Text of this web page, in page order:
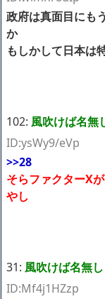
政府は真面目にも
か
もしかして日本は
102: 風吹けば名無
ID:ysWy9/eVp
>>28
そらファクターX
やし
31: 風吹けば名無し
ID:Mf4j1HZzp